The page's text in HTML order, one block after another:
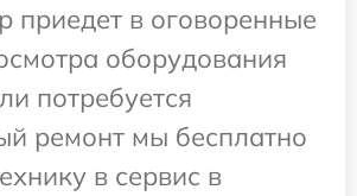
приедет в оговоренные
оборудования
потребуется
ремонт мы бесплатно
в сервис в